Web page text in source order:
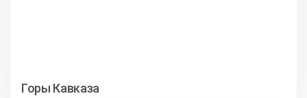
Горы Кавказа